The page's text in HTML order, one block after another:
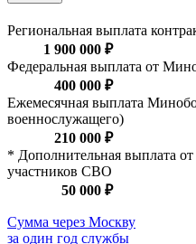
Региональная выплата
1 900 000 ₽
Федеральная выплата от
400 000 ₽
Ежемесячная выплата
военнослужащего)
210 000 ₽
* Дополнительная выплата
участников СВО
50 000 ₽
Сумма через Москву
за один год службы